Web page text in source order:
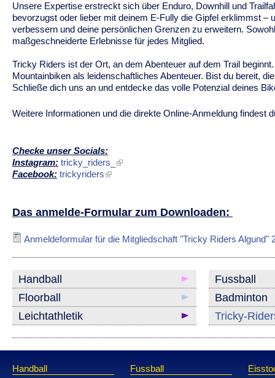
Unsere Expertise erstreckt sich über Enduro, Downhill und
bevorzugst oder lieber mit deinem E-Fully die Gipfel erklimmst –
verbessern und deine persönlichen Grenzen zu erweitern.
maßgeschneiderte Erlebnisse für jedes Mitglied.
Tricky Riders ist der Ort, an dem Abenteuer auf dem Trail
Mountainbiken als leidenschaftliches Abenteuer. Bist du bereit,
Schließe dich uns an und entdecke das volle Potenzial deines
Weitere Informationen und die direkte Online-Anmeldung findest
Checke unser Socials:
Instagram: tricky_riders_
Facebook: trickyriders
Das anmelde-Formular zum Downloaden:
Anmeldeformular für die Mitgliedschaft "Tricky Riders Algund"
Handball
Fussball
Floorball
Badminton
Leichtathletik
Tricky-
Handball
Fussball